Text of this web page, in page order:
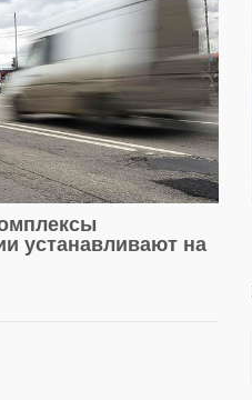
устанавливают на